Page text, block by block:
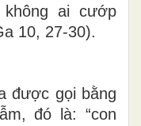
ai cướp
10, 27-30).
được gọi bằng
đó là: “con